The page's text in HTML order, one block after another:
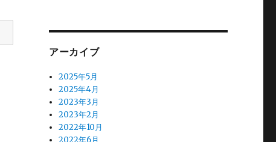
アーカイブ
2025年5月
2025年4月
2023年3月
2023年2月
2022年10月
2022年6月